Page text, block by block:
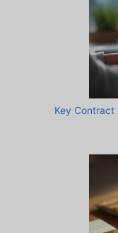
Key Contract